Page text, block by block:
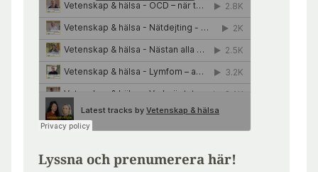
Lyssna och prenumerera här!